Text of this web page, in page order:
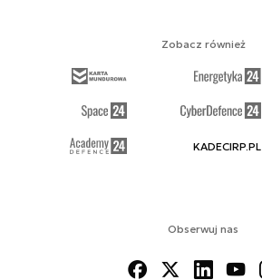
Obserwuj nas
Zobacz również
KADECIRP.PL